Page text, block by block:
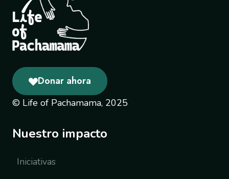
Donar ahora
© Life of Pachamama, 2025
Nuestro impacto
Iniciativas